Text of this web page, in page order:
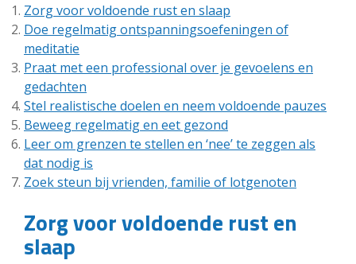
Zorg voor voldoende rust en slaap
Doe regelmatig ontspanningsoefeningen of
meditatie
Praat met een professional over je gevoelens en
gedachten
Stel realistische doelen en neem voldoende pauzes
Beweeg regelmatig en eet gezond
Leer om grenzen te stellen en ‘nee’ te zeggen als
dat nodig is
Zoek steun bij vrienden, familie of lotgenoten
Zorg voor voldoende rust en
slaap